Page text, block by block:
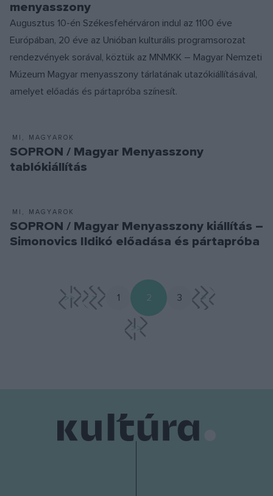
menyasszony
Augusztus 10-én Székesfehérváron indul az 1100 éve
Európában, 20 éve az Unióban kulturális programsorozat
rendezvények sorával, köztük az MNMKK – Magyar Nemzeti
Múzeum Magyar menyasszony tárlatának utazókiállításával,
amelyet előadás és pártapróba színesít.
MI, MAGYAROK
SOPRON / Magyar Menyasszony
tablókiállítás
MI, MAGYAROK
SOPRON / Magyar Menyasszony kiállítás –
Simonovics Ildikó előadása és pártapróba
<< < 1 2 3 >
>>